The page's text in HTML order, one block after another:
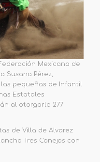
Mexicana de
Susana Pérez,
pequeñas de Infantil
Estatales
al otorgarle 277
de Villa de Alvarez
Tres Conejos con